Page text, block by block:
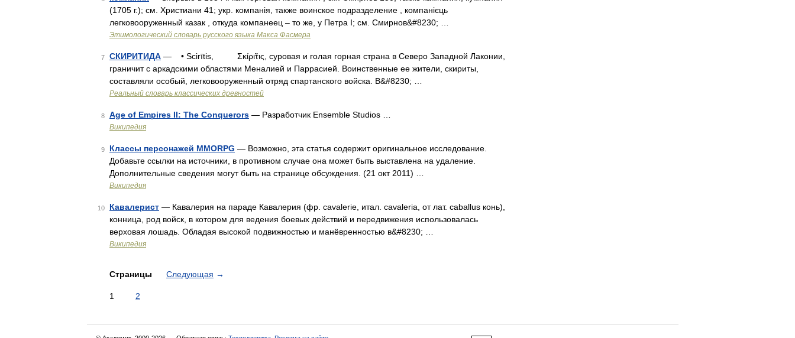
(1705 г.); см. Христиани 41; укр. компанiя, также воинское подразделение , компанiєць
легковооруженный казак , откуда компанеец – то же, у Петра I; см. Смирнов&#8230; …
Этимологический словарь русского языка Макса Фасмера
7 СКИРИТИДА — • Scirītis, Σκίρι̃τις, суровая и голая горная страна в Северо Западной Лаконии,
граничит с аркадскими областями Меналией и Паррасией. Воинственные ее жители, скириты,
составляли особый, легковооруженный отряд спартанского войска. В&#8230; …
Реальный словарь классических древностей
8 Age of Empires II: The Conquerors — Разработчик Ensemble Studios …
Википедия
9 Классы персонажей MMORPG — Возможно, эта статья содержит оригинальное исследование.
Добавьте ссылки на источники, в противном случае она может быть выставлена на удаление.
Дополнительные сведения могут быть на странице обсуждения. (21 окт 2011) …
Википедия
10 Кавалерист — Кавалерия на параде Кавалерия (фр. cavalerie, итал. cavaleria, от лат. caballus конь),
конница, род войск, в котором для ведения боевых действий и передвижения использовалась
верховая лошадь. Обладая высокой подвижностью и манёвренностью в&#8230; …
Википедия
Страницы Следующая →
1 2